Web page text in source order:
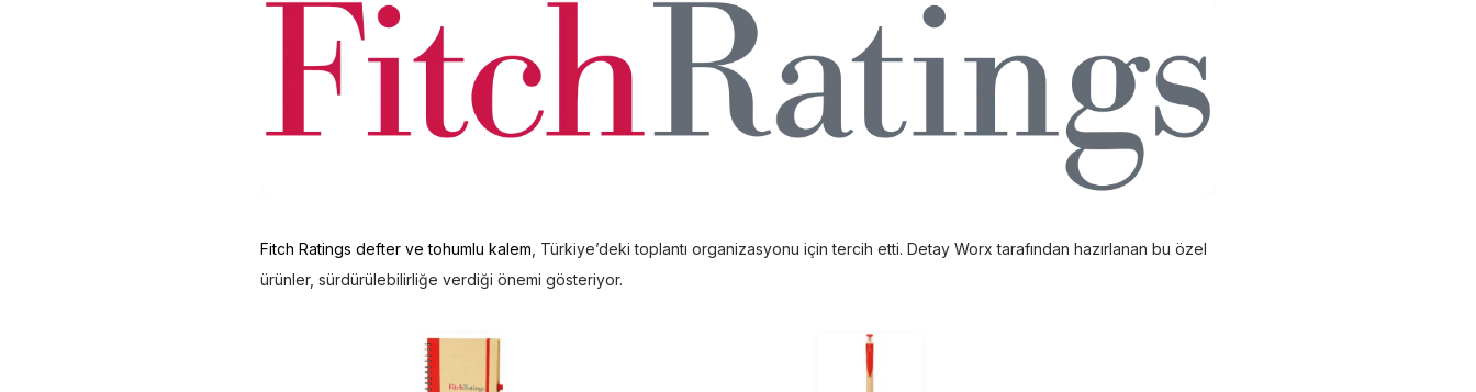
Fitch Ratings defter ve tohumlu kalem , Türkiye’deki toplantı organizasyonu için tercih etti. Detay Worx tarafından hazırlanan bu özel
ürünler, sürdürülebilirliğe verdiği önemi gösteriyor.